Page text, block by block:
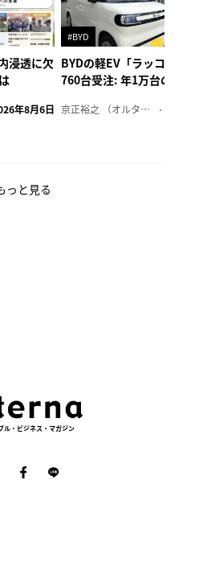
浸透に欠
年8月6日
#BYD
BYDの軽EV「ラッコ」、1
760台受注: 年1万台の販売
京正裕之 （オルタナ副編集長）
っと見る
ル・ビジネス・マガジン